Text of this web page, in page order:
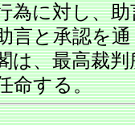
為に対し、
言と承認を
は、最高裁
命する。